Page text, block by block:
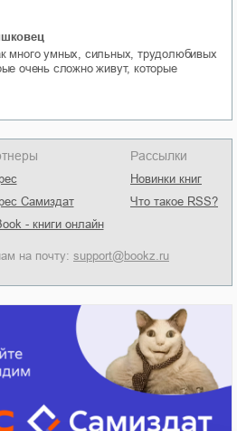
много умных, сильных, трудолюбивых
очень сложно живут, которые
Самиздат
- книги онлайн
Рассылки
Новинки книг
Что такое RSS?
на почту: support@bookz.ru